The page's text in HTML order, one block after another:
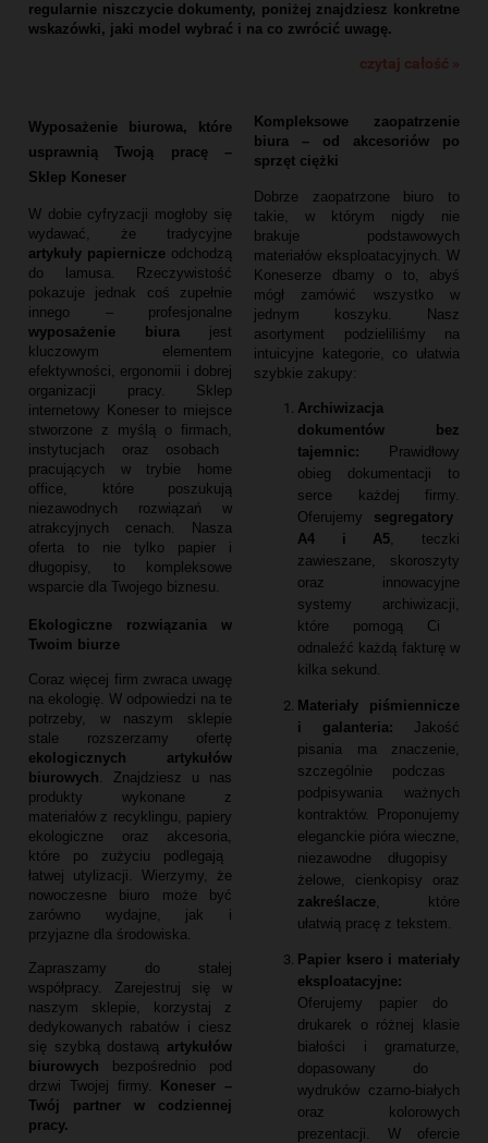
regularnie niszczycie dokumenty, poniżej znajdziesz konkretne
wskazówki, jaki model wybrać i na co zwrócić uwagę.
czytaj całość »
Wyposażenie biurowa, które
usprawnią Twoją pracę –
Sklep Koneser
W dobie cyfryzacji mogłoby się
wydawać,
że tradycyjne
artykuły papiernicze odchodzą
do lamusa. Rzeczywistość
pokazuje jednak coś zupełnie
innego – profesjonalne
wyposażenie biura jest
kluczowym elementem
efektywności, ergonomii i dobrej
organizacji pracy. Sklep
internetowy Koneser to miejsce
stworzone z myślą o firmach,
instytucjach oraz osobach
pracujących w trybie home
office,
które poszukują
niezawodnych rozwiązań w
atrakcyjnych cenach.
Nasza
oferta to nie tylko papier i
długopisy,
to kompleksowe
wsparcie dla Twojego biznesu.
Ekologiczne rozwiązania w
Twoim biurze
Coraz więcej firm zwraca uwagę
na ekologię. W odpowiedzi na te
potrzeby,
w naszym sklepie
stale rozszerzamy ofertę
ekologicznych artykułów
biurowych
Znajdziesz u nas
produkty wykonane z
materiałów z recyklingu,
papiery
ekologiczne oraz akcesoria,
które po zużyciu podlegają
łatwej utylizacji.
Wierzymy,
że
nowoczesne biuro może być
zarówno wydajne,
jak i
przyjazne dla środowiska.
Zapraszamy do stałej
współpracy.
Zarejestruj się w
naszym sklepie,
korzystaj z
dedykowanych rabatów i ciesz
się szybką dostawą artykułów
biurowych bezpośrednio pod
drzwi Twojej firmy.
Koneser –
Twój partner w codziennej
pracy.
Kompleksowe zaopatrzenie
biura – od akcesoriów po
sprzęt ciężki
Dobrze zaopatrzone biuro to
takie,
w którym nigdy nie
brakuje podstawowych
materiałów eksploatacyjnych.
W
Koneserze dbamy o to,
abyś
mógł zamówić wszystko w
jednym koszyku.
Nasz
asortyment podzieliliśmy na
intuicyjne kategorie,
co ułatwia
szybkie zakupy:
Archiwizacja
dokumentów bez
tajemnic: Prawidłowy
obieg dokumentacji to
serce każdej firmy.
Oferujemy segregatory
A4 i A5
teczki
zawieszane,
skoroszyty
oraz innowacyjne
systemy archiwizacji,
które pomogą Ci
odnaleźć każdą fakturę w
kilka sekund.
Materiały piśmiennicze
i galanteria: Jakość
pisania ma znaczenie,
szczególnie podczas
podpisywania ważnych
kontraktów.
Proponujemy
eleganckie pióra wieczne,
niezawodne długopisy
żelowe,
cienkopisy oraz
zakreślacze
które
ułatwią pracę z tekstem.
Papier ksero i materiały
eksploatacyjne:
Oferujemy papier do
drukarek o różnej klasie
białości i gramaturze,
dopasowany do
wydruków czarno-białych
oraz kolorowych
prezentacji.
W ofercie